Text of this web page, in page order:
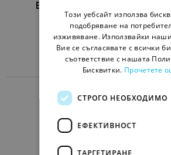
Блог за онлайн
EN RU
Изпрати статия
Netpeak
Клиенти и отзиви
Този уебсайт използва
подобряване на
изживяване. Използвайки
Вие се съгласявате с всички
съответствие с нашата
Бисквитки. Прочетете
СТРОГО НЕОБХОДИМО
ЕФЕКТИВНОСТ
ТАРГЕТИРАНЕ